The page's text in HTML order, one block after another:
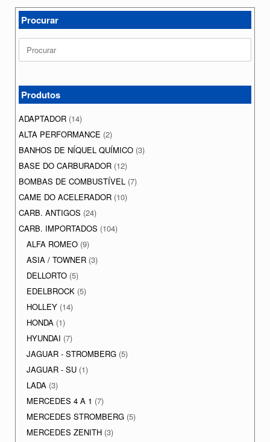
Procurar
Search
for:
Produtos
ADAPTADOR (14)
ALTA PERFORMANCE (2)
BANHOS DE NÍQUEL QUÍMICO (3)
BASE DO CARBURADOR (12)
BOMBAS DE COMBUSTÍVEL (7)
CAME DO ACELERADOR (10)
CARB. ANTIGOS (24)
CARB. IMPORTADOS (104)
ALFA ROMEO (9)
ASIA / TOWNER (3)
DELLORTO (5)
EDELBROCK (5)
HOLLEY (14)
HONDA (1)
HYUNDAI (7)
JAGUAR - STROMBERG (5)
JAGUAR - SU (1)
LADA (3)
MERCEDES 4 A 1 (7)
MERCEDES STROMBERG (5)
MERCEDES ZENITH (3)